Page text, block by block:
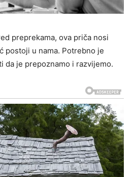
preprekama, ova priča nosi
postoji u nama. Potrebno je
da je prepoznamo i razvijemo.